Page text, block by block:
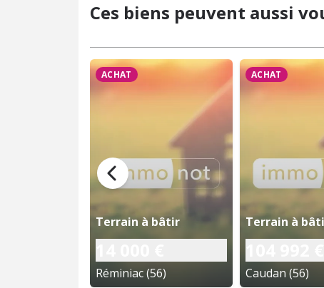
Ces biens peuvent aussi
ACHAT
Terrain à bâtir
Réminiac (56)
ACHAT
Terrain à
Caudan (56)